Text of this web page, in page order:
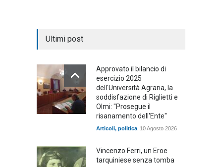
Ultimi post
Approvato il bilancio di
esercizio 2025
dell'Università Agraria, la
soddisfazione di Riglietti e
Olmi: "Prosegue il
risanamento dell'Ente"
Articoli, politica 10 Agosto 2026
Vincenzo Ferri, un Eroe
tarquiniese senza tomba